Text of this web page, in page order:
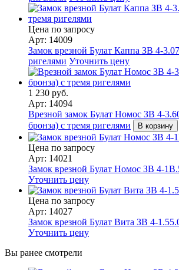
Цена по запросу
Арт: 14009
Замок врезной Булат Каппа ЗВ 4-
ригелями Уточнить цену
1 230 руб.
Арт: 14094
Врезной замок Булат Номос ЗВ 4-
бронза) с тремя ригелями
В корзину
Цена по запросу
Арт: 14021
Замок врезной Булат Номос ЗВ 4-
Уточнить цену
Цена по запросу
Арт: 14027
Замок врезной Булат Вита ЗВ 4-
Уточнить цену
Вы ранее смотрели